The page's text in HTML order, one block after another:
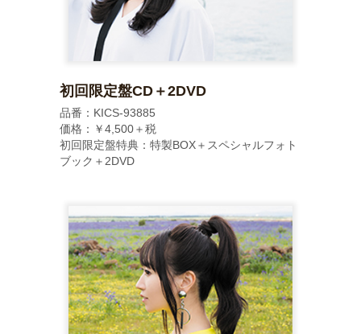
初回限定盤CD＋2DVD
品番：KICS-93885
価格：￥4,500＋税
初回限定盤特典：特製BOX＋スペシャルフォト
ブック＋2DVD